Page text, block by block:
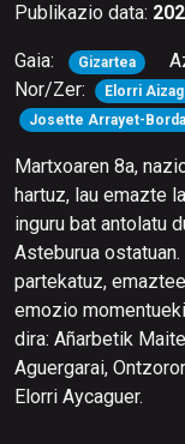
Publikazio data:
Gaia: Gizartea
Nor/Zer: Elorri
Josette Arrayet-
Martxoaren 8a,
hartuz, lau emazte
inguru bat antolatu
Asteburua
partekatuz,
emozio
dira: Añarbetik
Aguergarai,
Elorri Aycaguer.